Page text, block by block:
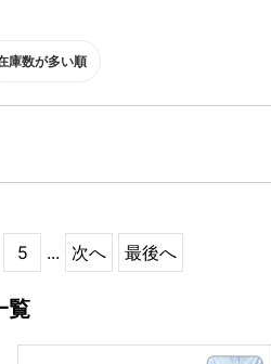
庫数が多い順
5 ... 次へ 最後へ
覧